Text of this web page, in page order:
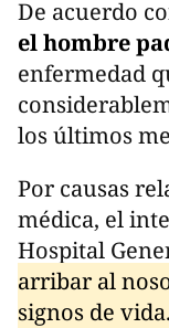
De acuerdo
el hombre
enfermedad
los últimos
Por causas
médica, el
Hospital
arribar al
signos de vida.